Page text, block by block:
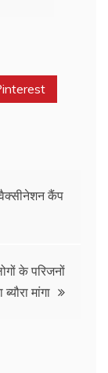
वैक्सीनेशन कैंप
के परिजनों
मांगा